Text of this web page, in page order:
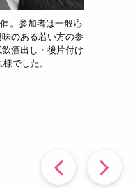
。参加者は一般応
のある若い方の参
酒出し・後片付け
でした。
過